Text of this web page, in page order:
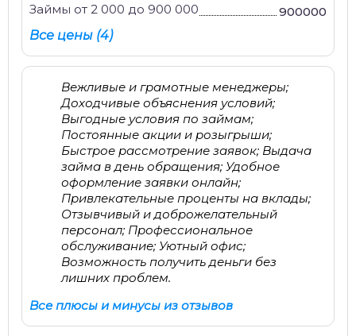
Займы от 2 000 до 900 000
900000
Все цены (4)
Вежливые и грамотные менеджеры;
Доходчивые объяснения условий;
Выгодные условия по займам;
Постоянные акции и розыгрыши;
Быстрое рассмотрение заявок; Выдача
займа в день обращения; Удобное
оформление заявки онлайн;
Привлекательные проценты на вклады;
Отзывчивый и доброжелательный
персонал; Профессиональное
обслуживание; Уютный офис;
Возможность получить деньги без
лишних проблем.
Все плюсы и минусы из отзывов